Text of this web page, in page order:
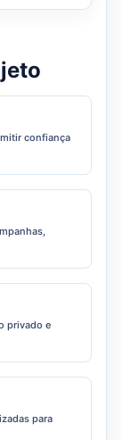
confiança
privado e
para